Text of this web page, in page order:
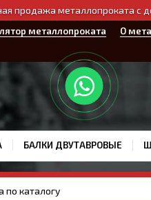
продажа металлопроката
металлопроката О
БАЛКИ ДВУТАВРОВЫЕ